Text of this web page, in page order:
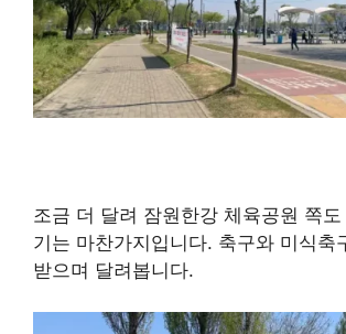
조금 더 달려 잠원한강 체육공원 쪽
기는 마찬가지입니다. 축구와 미식축
받으며 달려봅니다.